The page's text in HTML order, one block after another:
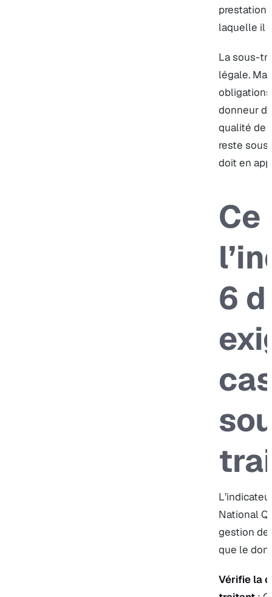
prestation
laquelle il
La sous-
légale.
donneur
qualité de
reste sous
doit en
Ce
6
National
gestion
que le
Vérifie la